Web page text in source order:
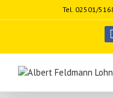
Inhalt
Tel. 02501/